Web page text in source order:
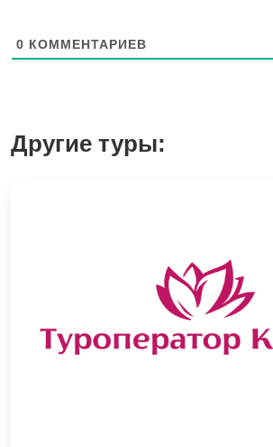
0 КОММЕНТАРИЕВ
Другие туры: